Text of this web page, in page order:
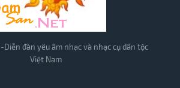
Diễn đàn yêu âm nhạc và nhạc cụ dân tộc
Việt Nam